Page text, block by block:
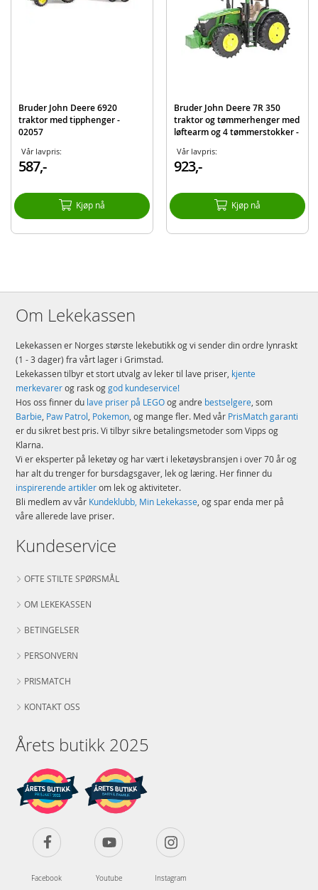
Mål: ca. 38 x 16 x 18 cm
EAN 4001702020521
Merke
Bruder John Deere 6920
traktor med tipphenger -
02057
Vår lavpris:
587,-
Kjøp nå
Bruder John Deere 7R 350
traktor og tømmerhenger med
løftearm og 4 tømmerstokker -
Vår lavpris:
923,-
Kjøp nå
Om Lekekassen
Lekekassen er Norges største lekebutikk og vi sender din ordre lynraskt
(1 - 3 dager) fra vårt lager i Grimstad.
Lekekassen tilbyr et stort utvalg av leker til lave priser, kjente
merkevarerog rask oggod kundeservice!
Hos oss finner du lave priser på LEGOog andre bestselgere, som
Barbie, Paw Patrol, Pokemon, og mange fler. Med vår PrisMatch garanti
er du sikret best pris. Vi tilbyr sikre betalingsmetoder som Vipps og
Klarna.
Vi er eksperter på leketøy og har vært i leketøysbransjen i over 70 år og
har alt du trenger for bursdagsgaver, lek og læring. Her finner du
inspirerende artiklerom lek og aktiviteter.
Bli medlem av vår Kundeklubb, Min Lekekasse, og spar enda mer på
våre allerede lave priser.
Kundeservice
OFTE STILTE SPØRSMÅL
OM LEKEKASSEN
BETINGELSER
PERSONVERN
PRISMATCH
KONTAKT OSS
Årets butikk 2025
Facebook Youtube Instagram